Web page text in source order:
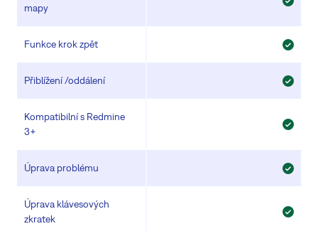
mapy
Funkce krok zpět
Přiblížení /oddálení
Kompatibilní s Redmine
3+
Úprava problému
Úprava klávesových
zkratek